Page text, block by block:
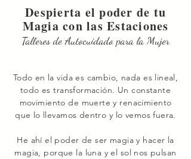
Despierta el poder de tu
Magia con las Estaciones
Talleres de Autocuidado para la Mujer
Todo en la vida es cambio, nada es lineal,
todo es transformación. Un constante
movimiento de muerte y renacimiento
que lo llevamos dentro y lo vemos fuera.
He ahí el poder de ser magia y hacer la
magia, porque la luna y el sol nos pulsan